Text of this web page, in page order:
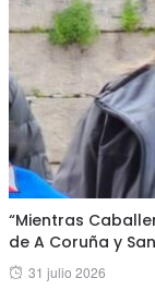
“Mientras
de A Coruña y
Posted
31 julio 2026